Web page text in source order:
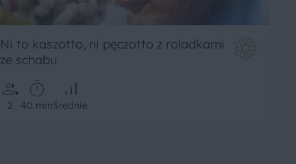
Ni to kaszotto, ni pęczotto z roladkami
ze schabu
2 40 minŚrednie